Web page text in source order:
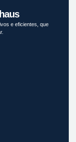
e eficientes, que